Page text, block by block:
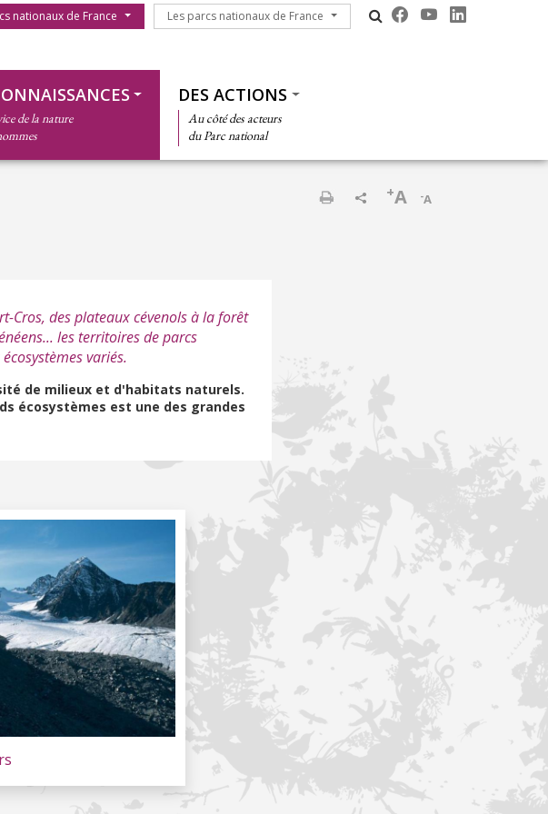
nationaux de France Les parcs nationaux de France
Les parcs nationaux de France
de la nature
DES ACTIONS
Au côté des acteurs
du Parc national
-A
+A
Cros, des plateaux cévenols à la forêt
les territoires de parcs
variés.
de milieux et d'habitats naturels.
écosystèmes est une des grandes